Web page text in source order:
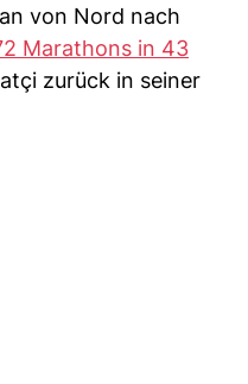
von Nord nach
Marathons in 43
zurück in seiner